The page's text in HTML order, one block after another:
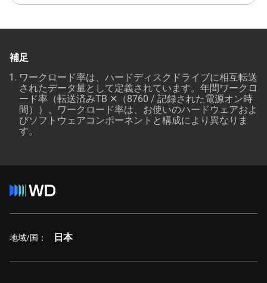
補足
ワークロード率は、ハードディスクドライブに相互転送
されたデータ量として定義されています。年間ワークロ
ード率（転送済みTB ✕（8760 / 記録された電源オン時
間））。ワークロード率は、お使いのハードウェアおよ
びソフトウェアコンポーネントと構成により異なりま
す。
地域/国： 日本